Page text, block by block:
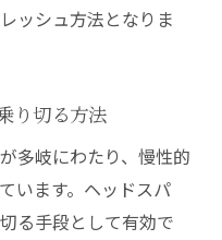
ッシュ方法となりま
り切る方法
多岐にわたり、慢性的
います。ヘッドスパ
る手段として有効で